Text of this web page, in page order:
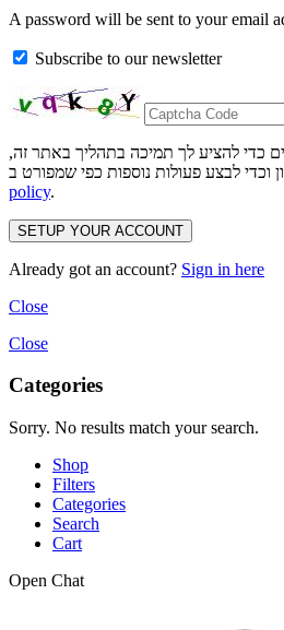
A password will be sent to your email
Subscribe to our newsletter
כדי להציע לך תמיכה בתהליך באתר זה,
וכדי לבצע פעולות נוספות כפי שמפורט ב
policy.
SETUP YOUR ACCOUNT
Already got an account? Sign in here
Close
Close
Categories
Sorry. No results match your search.
Shop
Filters
Categories
Search
Cart
Open Chat